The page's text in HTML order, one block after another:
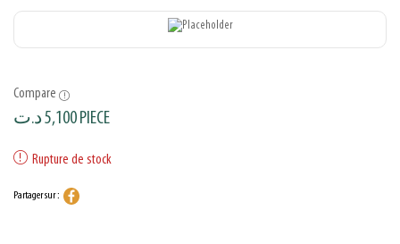
Compare
5,100د.ت PIECE
Rupture de stock
Partager sur :